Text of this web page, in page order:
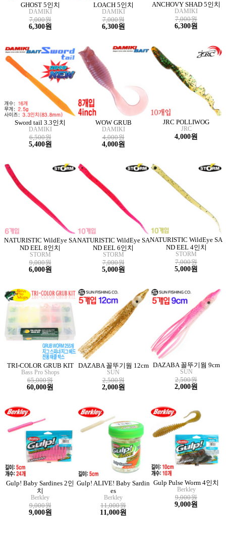
GHOST 5인치
DAMIKI
7,000원
6,300원
LOACH 5인치
DAMIKI
7,000원
6,300원
ANCHOVY SHAD 5인치
DAMIKI
7,000원
6,300원
Sword tail 3.3인치
DAMIKI
6,500원
5,400원
WOW GRUB
DAMIKI
4,000원
4,000원
JRC POLLIWOG
JRC
4,000원
NATURISTIC WildEye SA
ND EEL 8인치
STORM
9,000원
6,000원
NATURISTIC WildEye SA
ND EEL 6인치
STORM
7,000원
5,000원
NATURISTIC WildEye SA
ND EEL 4인치
STORM
7,000원
5,000원
TRI-COLOR GRUB KIT
Bass Pro Shops
65,000원
60,000원
DAZABA 꼴뚜기웜 12cm
SUN
2,500원
2,000원
DAZABA 꼴뚜기웜 9cm
SUN
2,500원
2,000원
Gulp! Baby Sardines 2인
치
Berkley
9,000원
9,000원
Gulp! ALIVE! Baby Sardin
es
Berkley
11,000원
11,000원
Gulp Pulse Worm 4인치
Berkley
9,000원
9,000원